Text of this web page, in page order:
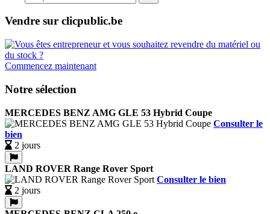
Vendre sur clicpublic.be
Commencez maintenant
Notre sélection
MERCEDES BENZ AMG GLE 53 Hybrid Coupe
Consulter le
bien
2 jours
LAND ROVER Range Rover Sport
Consulter le bien
2 jours